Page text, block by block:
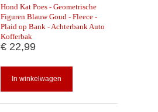
Hond Kat Poes - Geometrische
Figuren Blauw Goud - Fleece -
Plaid op Bank - Achterbank Auto
Kofferbak
€ 22,99
In winkelwagen